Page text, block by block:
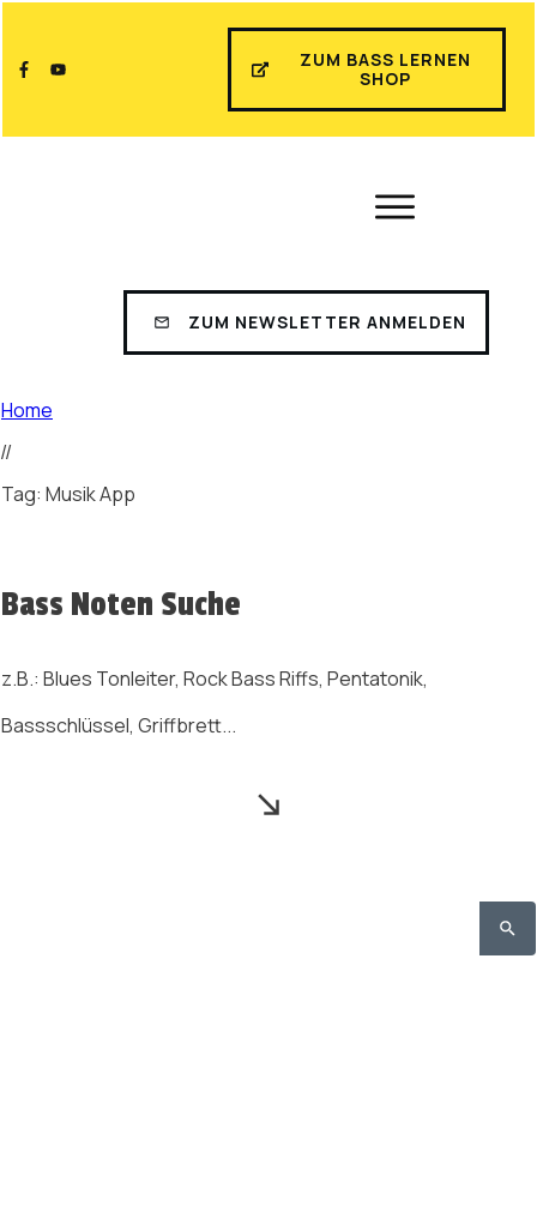
ZUM BASS LERNEN
SHOP
ZUM NEWSLETTER ANMELDEN
Home
//
Tag: Musik App
Bass Noten Suche
z.B.: Blues Tonleiter, Rock Bass Riffs, Pentatonik,
Bassschlüssel, Griffbrett...